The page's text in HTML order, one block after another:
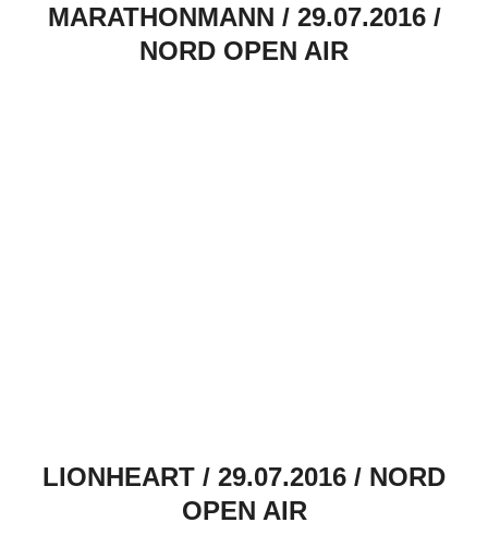
MARATHONMANN / 29.07.2016 /
NORD OPEN AIR
LIONHEART / 29.07.2016 / NORD
OPEN AIR